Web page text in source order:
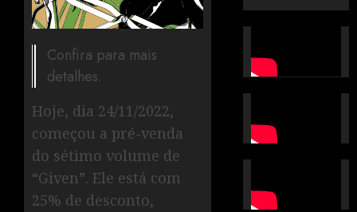
Confira para mais
detalhes.
Hoje, dia 24/11/2022,
começou a pré-venda
do sétimo volume de
“Given”. Ele está com
25% de desconto,